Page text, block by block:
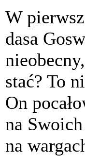
W
dasa
stać? To
On
na
na